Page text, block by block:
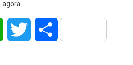
agora:
WhatsAppTwitter Share